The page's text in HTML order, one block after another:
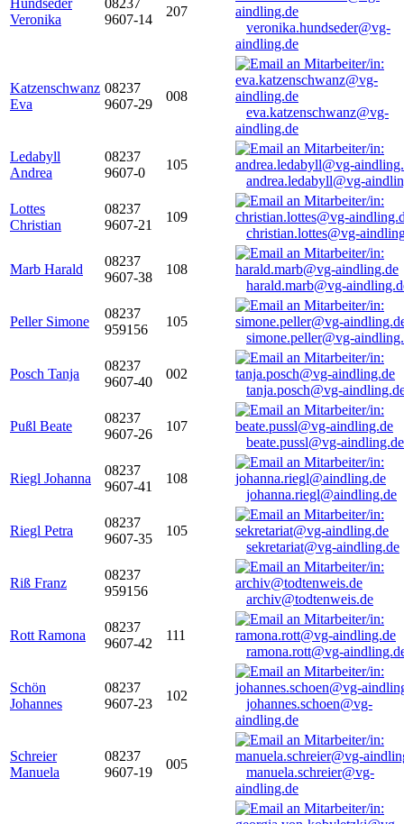
Hundseder
Veronika
08237
9607-14
207
veronika.hundseder@vg-
aindling.de
Katzenschwanz
Eva
08237
9607-29
008
eva.katzenschwanz@vg-
aindling.de
Ledabyll
Andrea
08237
9607-0
105
andrea.ledabyll@vg-
Lottes
Christian
08237
9607-21
109
christian.lottes@vg-
Marb Harald
08237
9607-38
108
harald.marb@vg-
Peller Simone
08237
959156
105
simone.peller@vg-
Posch Tanja
08237
9607-40
002
tanja.posch@vg-
Pußl Beate
08237
9607-26
107
beate.pussl@vg-aindling.de
Riegl Johanna
08237
9607-41
108
johanna.riegl@aindling.de
Riegl Petra
08237
9607-35
105
sekretariat@vg-aindling.de
Riß Franz
08237
959156
archiv@todtenweis.de
Rott Ramona
08237
9607-42
111
ramona.rott@vg-
Schön
Johannes
08237
9607-23
102
johannes.schoen@vg-
aindling.de
Schreier
Manuela
08237
9607-19
005
manuela.schreier@vg-
aindling.de